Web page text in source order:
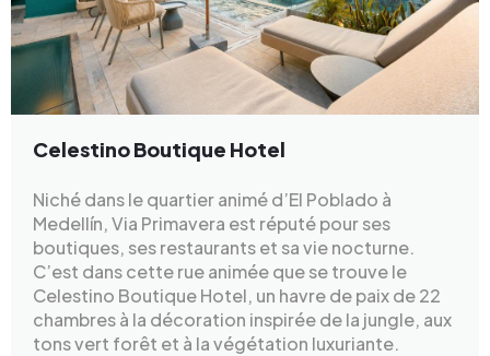
Celestino Boutique Hotel
Niché dans le quartier animé d’El Poblado à
Medellín, Via Primavera est réputé pour ses
boutiques, ses restaurants et sa vie nocturne.
C’est dans cette rue animée que se trouve le
Celestino Boutique Hotel, un havre de paix de 22
chambres à la décoration inspirée de la jungle, aux
tons vert forêt et à la végétation luxuriante.